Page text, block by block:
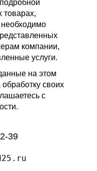
необходимо
компании,
услуги.
на этом
своих
с
39